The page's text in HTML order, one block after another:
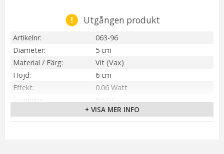
Utgången produkt
Artikelnr
063-96
Diameter
5 cm
Material / Färg
Vit (Vax)
Höjd
6 cm
Effekt
0.06 Watt
Spänning
6V DC
4 st CR2032 Ingår. Lyser ca 60h
Ljuskälla
LED
+ VISA MER INFO